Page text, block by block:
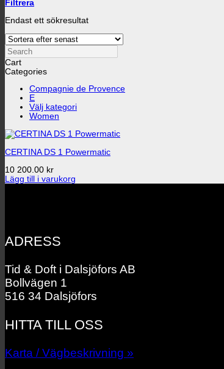
Filtrera
Endast ett sökresultat
Search
Cart
Categories
Compagnie de Provence
E
Välj kategori
Women
CERTINA DS 1 Powermatic
10 200.00 kr
Lägg till i varukorg
ADRESS
Tid & Doft i Dalsjöfors AB
Bollvägen 1
516 34 Dalsjöfors
HITTA TILL OSS
Karta / Vägbeskrivning »